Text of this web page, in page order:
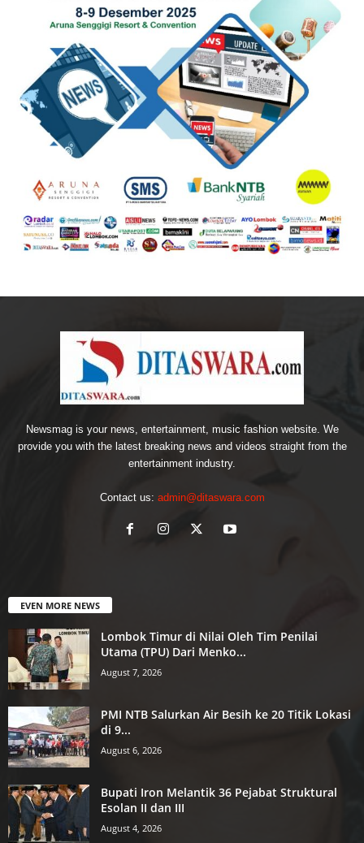
Newsmag is your news, entertainment, music fashion website. We
provide you with the latest breaking news and videos straight from the
entertainment industry.
Contact us: admin@ditaswara.com
EVEN MORE NEWS
Lombok Timur di Nilai Oleh Tim Penilai
Utama (TPU) Dari Menko...
August 7, 2026
PMI NTB Salurkan Air Besih ke 20 Titik Lokasi
di 9...
August 6, 2026
Bupati Iron Melantik 36 Pejabat Struktural
Esolan II dan III
August 4, 2026